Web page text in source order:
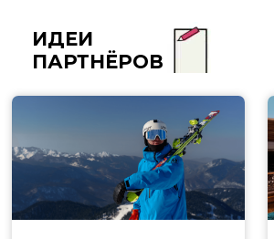
ИДЕИ
ПАРТНЁРОВ